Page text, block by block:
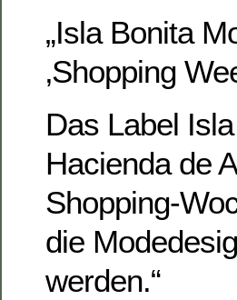
„Isla Bonita
‚Shopping
Das Label
Hacienda de
Shopping-
die
werden.“